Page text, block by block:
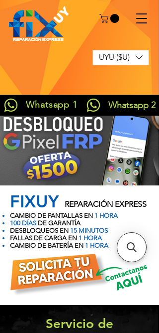
UYU ($U)
Whatsapp 1 Whatsapp 2
FIXUY REPARACIÓN EXPRESS
CAMBIO DE PANTALLAS EN 1 HORA
100 DÍAS DE GARANTÍA
DESBLOQUEOS EN 15 MINUTOS
FALLAS DE CARGA EN 1 HORA
CAMBIO DE BATERÍA EN 1 HORA
Servicio de